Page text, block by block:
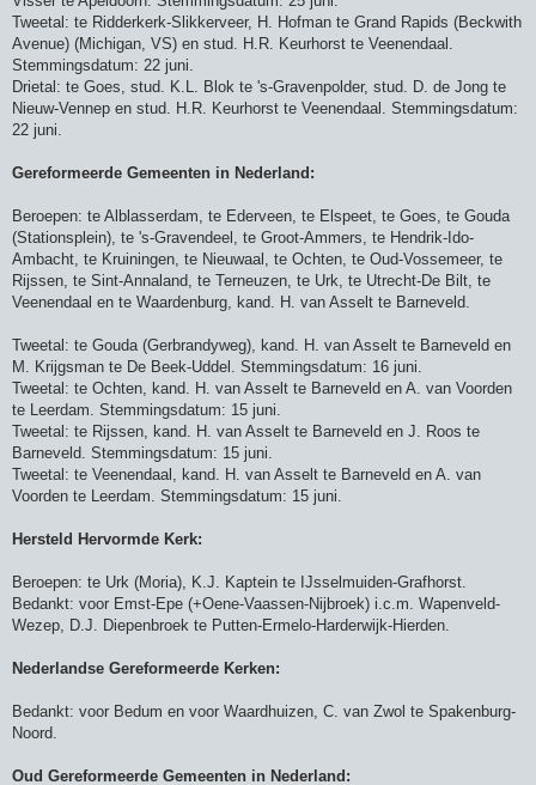
Tweetal: te Ridderkerk-Slikkerveer, H. Hofman te Grand Rapids (Beckwith
Avenue) (Michigan, VS) en stud. H.R. Keurhorst te Veenendaal.
Stemmingsdatum: 22 juni.
Drietal: te Goes, stud. K.L. Blok te 's-Gravenpolder, stud. D. de Jong te
Nieuw-Vennep en stud. H.R. Keurhorst te Veenendaal. Stemmingsdatum:
22 juni.
Gereformeerde Gemeenten in Nederland:
Beroepen: te Alblasserdam, te Ederveen, te Elspeet, te Goes, te Gouda
(Stationsplein), te 's-Gravendeel, te Groot-Ammers, te Hendrik-Ido-
Ambacht, te Kruiningen, te Nieuwaal, te Ochten, te Oud-Vossemeer, te
Rijssen, te Sint-Annaland, te Terneuzen, te Urk, te Utrecht-De Bilt, te
Veenendaal en te Waardenburg, kand. H. van Asselt te Barneveld.
Tweetal: te Gouda (Gerbrandyweg), kand. H. van Asselt te Barneveld en
M. Krijgsman te De Beek-Uddel. Stemmingsdatum: 16 juni.
Tweetal: te Ochten, kand. H. van Asselt te Barneveld en A. van Voorden
te Leerdam. Stemmingsdatum: 15 juni.
Tweetal: te Rijssen, kand. H. van Asselt te Barneveld en J. Roos te
Barneveld. Stemmingsdatum: 15 juni.
Tweetal: te Veenendaal, kand. H. van Asselt te Barneveld en A. van
Voorden te Leerdam. Stemmingsdatum: 15 juni.
Hersteld Hervormde Kerk:
Beroepen: te Urk (Moria), K.J. Kaptein te IJsselmuiden-Grafhorst.
Bedankt: voor Emst-Epe (+Oene-Vaassen-Nijbroek) i.c.m. Wapenveld-
Wezep, D.J. Diepenbroek te Putten-Ermelo-Harderwijk-Hierden.
Nederlandse Gereformeerde Kerken:
Bedankt: voor Bedum en voor Waardhuizen, C. van Zwol te Spakenburg-
Noord.
Oud Gereformeerde Gemeenten in Nederland: